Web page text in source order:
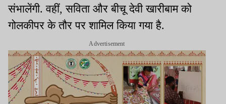
संभालेंगी. वहीं, सविता और बीचू देवी खारीबाम को
गोलकीपर के तौर पर शामिल किया गया है.
Advertisement